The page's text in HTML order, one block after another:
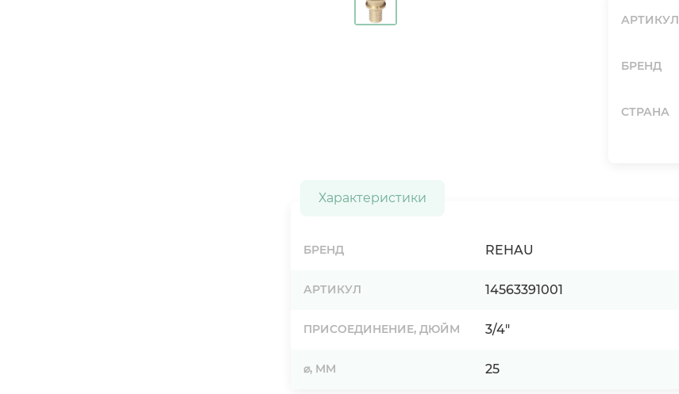
АРТИКУЛ
БРЕНД
СТРАНА
Характеристики
БРЕНД REHAU
АРТИКУЛ 14563391001
ПРИСОЕДИНЕНИЕ, ДЮЙМ 3/4"
⌀, ММ 25